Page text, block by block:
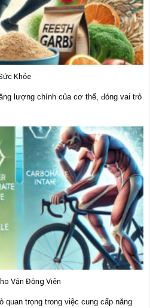
Khỏe
lượng chính của cơ thể, đóng vai trò
Vận Động Viên
quan trọng trong việc cung cấp năng